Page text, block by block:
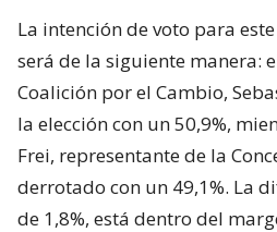
La intención de voto para
será de la siguiente manera:
Coalición por el Cambio,
la elección con un 50,9%,
Frei, representante de la
derrotado con un 49,1%. La
de 1,8%, está dentro del